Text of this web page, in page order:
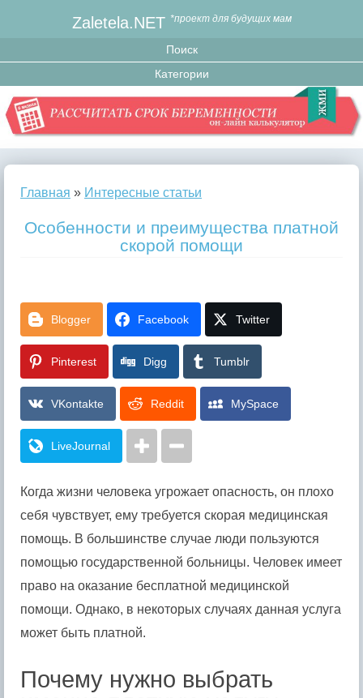
Zaletela.NET *проект для будущих мам
Главная » Интересные статьи
Особенности и преимущества платной
скорой помощи
Blogger Facebook Twitter
Pinterest Digg Tumblr
VKontakte Reddit MySpace
LiveJournal
Когда жизни человека угрожает опасность, он плохо
себя чувствует, ему требуется скорая медицинская
помощь. В большинстве случае люди пользуются
помощью государственной больницы. Человек имеет
право на оказание бесплатной медицинской
помощи. Однако, в некоторых случаях данная услуга
может быть платной.
Почему нужно выбрать